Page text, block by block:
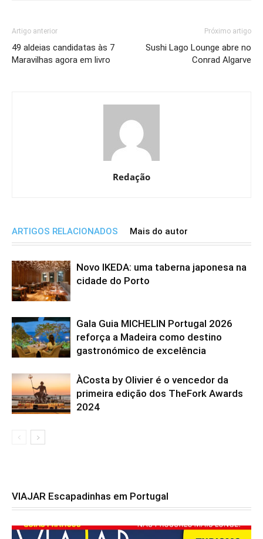
Artigo anterior
49 aldeias candidatas às 7
Maravilhas agora em livro
Próximo artigo
Sushi Lago Lounge abre no
Conrad Algarve
Redação
ARTIGOS RELACIONADOS Mais do autor
Novo IKEDA: uma taberna japonesa na
cidade do Porto
Gala Guia MICHELIN Portugal 2026
reforça a Madeira como destino
gastronómico de excelência
ÀCosta by Olivier é o vencedor da
primeira edição dos TheFork Awards
2024
VIAJAR Escapadinhas em Portugal